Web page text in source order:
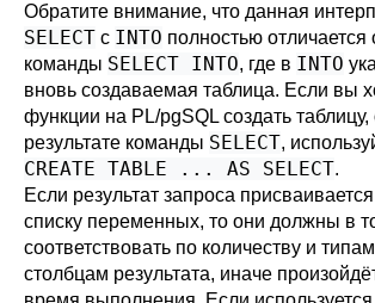
Обратите внимание, что данная
SELECT с INTO полностью отличается
команды SELECT INTO, где в INTO
вновь создаваемая таблица. Если вы
функции на PL/pgSQL создать
результате команды SELECT,
CREATE TABLE ... AS SELECT.
Если результат запроса
списку переменных, то они должны в
соответствовать по количеству и
столбцам результата, иначе